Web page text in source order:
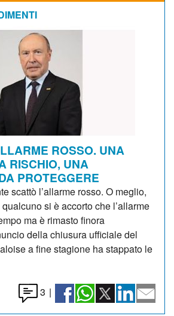
ROSSO. UNA
RISCHIO, UNA
PROTEGGERE
scattò l’allarme rosso. O meglio,
si è accorto che l’allarme
ma è rimasto finora
della chiusura ufficiale del
a fine stagione ha stappato le
3 |